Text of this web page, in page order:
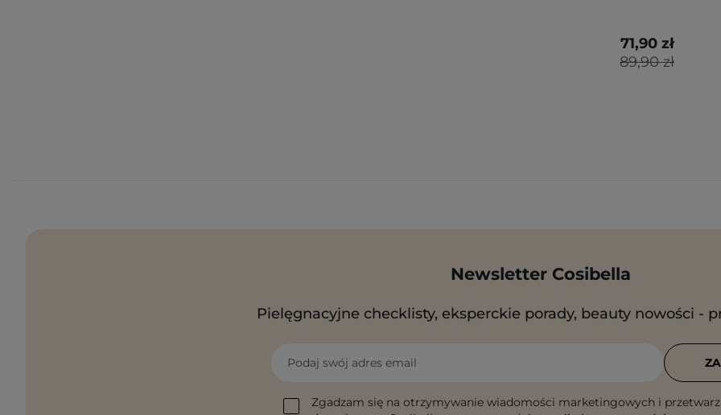
89,90 zł
71,90 zł
Newsletter Cosibella
Pielęgnacyjne checklisty, eksperckie porady, beauty nowości -
Podaj swój adres email
Zgadzam się na otrzymywanie wiadomości marketingowych i